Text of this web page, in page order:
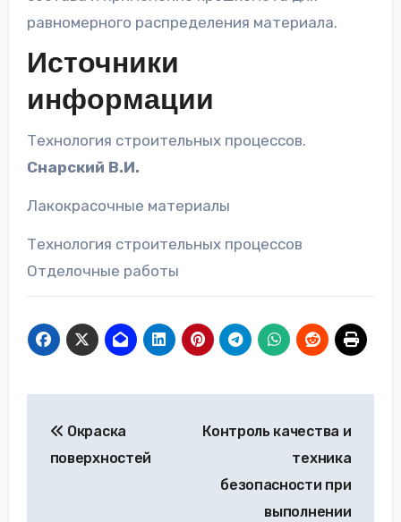
равномерного распределения материала.
Источники
информации
Технология строительных процессов.
Снарский В.И.
Лакокрасочные материалы
Технология строительных процессов
Отделочные работы
по
Окраска
поверхностей
Контроль качества и
техника
безопасности при
выполнении